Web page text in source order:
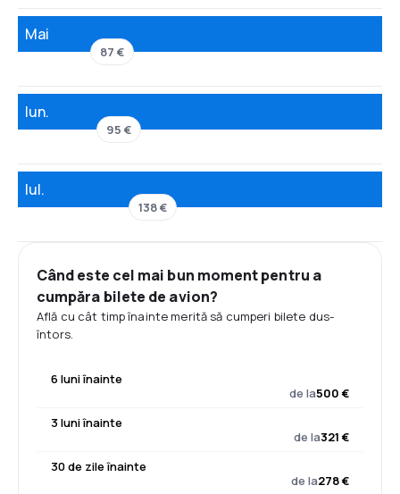
Mai
87 €
Iun.
95 €
Iul.
138 €
Când este cel mai bun moment pentru a
cumpăra bilete de avion?
Află cu cât timp înainte merită să cumperi bilete dus-
întors.
6 luni înainte
de la500 €
3 luni înainte
de la321 €
30 de zile înainte
de la278 €